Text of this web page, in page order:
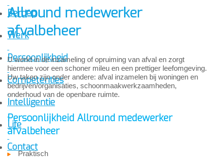
Beroep
Werk
Persoonlijkheid
Competenties
Intelligentie
Life
Contact
Allround medewerker
afvalbeheer
U werkt in de inzameling of opruiming van afval en zorgt
hiermee voor een schoner mileu en een prettiger leefomgeving.
Uw taken zijn onder andere: afval inzamelen bij woningen en
bedrijven/organisaties, schoonmaakwerkzaamheden,
onderhoud van de openbare ruimte.
Persoonlijkheid Allround medewerker
afvalbeheer
Praktisch